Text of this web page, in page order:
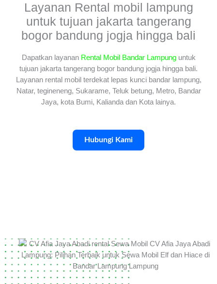
Layanan Rental mobil lampung
untuk tujuan jakarta tangerang
bogor bandung jogja hingga bali
Dapatkan layanan Rental Mobil Bandar Lampunguntuk
tujuan jakarta tangerang bogor bandung jogja hingga bali.
Layanan rental mobil terdekat lepas kunci bandar lampung,
Natar, tegineneng, Sukarame, Teluk betung, Metro, Bandar
Jaya, kota Bumi, Kalianda dan Kota lainya.
Hubungi Kami